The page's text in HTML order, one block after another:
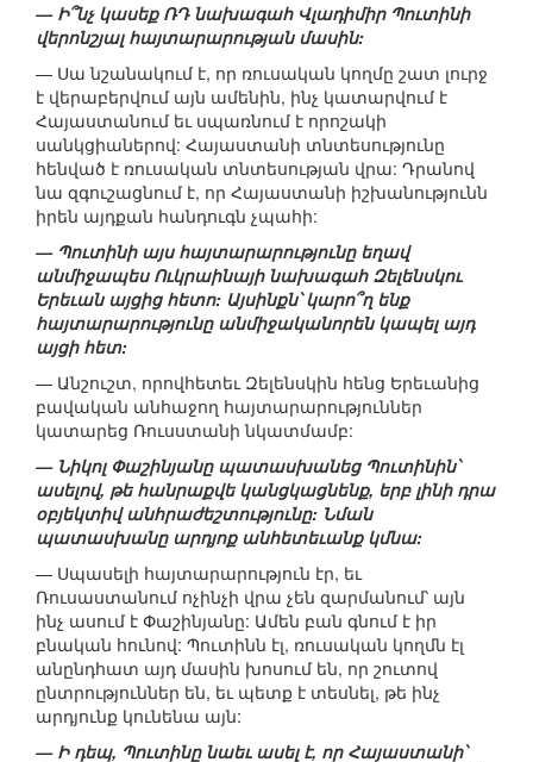
— Ի՞նչ կասեք ՌԴ նախագահ Վլադիմիր Պուտինի
վերոնշյալ հայտարարության մասին:
— Սա նշանակում է, որ ռուսական կողմը շատ լուրջ
է վերաբերվում այն ամենին, ինչ կատարվում է
Հայաստանում եւ սպառնում է որոշակի
սանկցիաներով: Հայաստանի տնտեսությունը
հենված է ռուսական տնտեսության վրա: Դրանով
նա զգուշացնում է, որ Հայաստանի իշխանությունն
իրեն այդքան հանդուգն չպահի:
— Պուտինի այս հայտարարությունը եղավ
անմիջապես Ուկրաինայի նախագահ Զելենսկու
Երեւան այցից հետո: Այսինքն՝ կարո՞ղ ենք
հայտարարությունը անմիջականորեն կապել այդ
այցի հետ:
— Անշուշտ, որովհետեւ Զելենսկին հենց Երեւանից
բավական անհաջող հայտարարություններ
կատարեց Ռուսստանի նկատմամբ:
— Նիկոլ Փաշինյանը պատասխանեց Պուտինին՝
ասելով, թե հանրաքվե կանցկացնենք, երբ լինի դրա
օբյեկտիվ անհրաժեշտությունը: Նման
պատասխանը արդյոք անհետեւանք կմնա:
— Սպասելի հայտարարություն էր, եւ
Ռուսաստանում ոչինչի վրա չեն զարմանում՝ այն
ինչ ասում է Փաշինյանը: Ամեն բան գնում է իր
բնական հունով: Պուտինն էլ, ռուսական կողմն էլ
անընդհատ այդ մասին խոսում են, որ շուտով
ընտրություններ են, եւ պետք է տեսնել, թե ինչ
արդյունք կունենա այն:
— Ի դեպ, Պուտինը նաեւ ասել է, որ Հայաստանի՝